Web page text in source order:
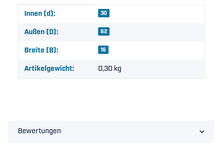
Produkteigenschaft
Wert
Innen (d): 30
Außen (D): 62
Breite (B): 16
Artikelgewicht: 0,30 kg
Bewertungen